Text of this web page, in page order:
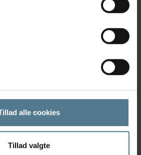
alle cookies
Tillad valgte
N m.v.
skråt overfor
stopper lige